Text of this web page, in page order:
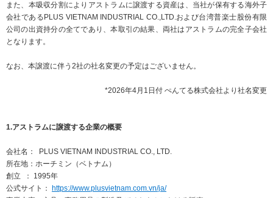
閉じる
「地域に根ざした学校づくり」への挑戦
これが私の社会最適
マテリアリティ
プラスグループのマテリアリティ
地球環境に満足を。
強くしなやかな組織を築く。
閉じる
閉じる
閉じる
また、本吸収分割によりアストラムに譲渡する資産は、当社が保有する海外子
会社であるPLUS VIETNAM INDUSTRIAL CO.,LTD.および台湾普楽士股份有限
公司の出資持分の全てであり、本取引の結果、両社はアストラムの完全子会社
となります。
なお、本譲渡に伴う2社の社名変更の予定はございません。
*2026年4月1日付 ぺんてる株式会社より社名変更
1.アストラムに譲渡する企業の概要
会社名： PLUS VIETNAM INDUSTRIAL CO., LTD.
所在地：ホーチミン（ベトナム）
創立 ： 1995年
公式サイト： https://www.plusvietnam.com.vn/ja/